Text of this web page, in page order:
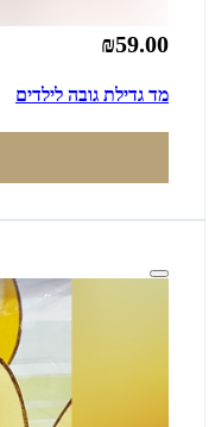
₪59.00
מד גדילת גובה לילדים